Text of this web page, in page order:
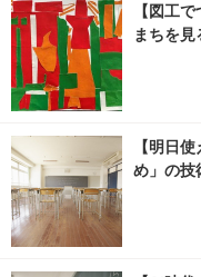
【図工
まちを見
【明日
め」の技